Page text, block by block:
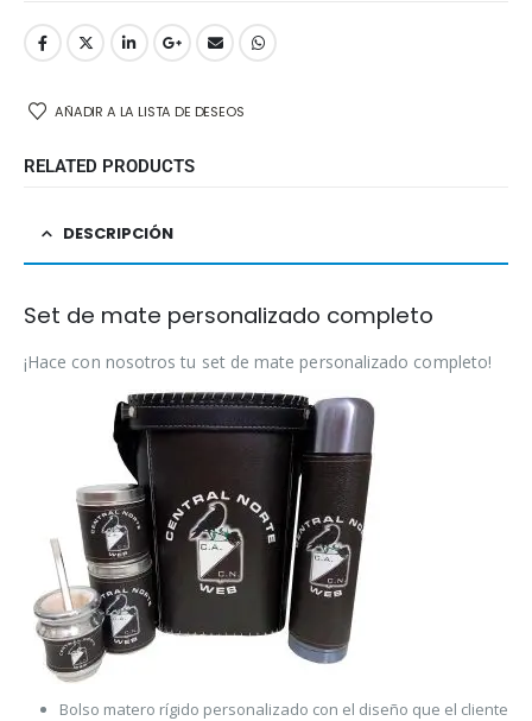
AÑADIR A LA LISTA DE DESEOS
RELATED PRODUCTS
DESCRIPCIÓN
Set de mate personalizado completo
¡Hace con nosotros tu set de mate personalizado completo!
Bolso matero rígido personalizado con el diseño que el cliente